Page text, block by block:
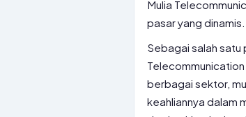
Mulia
pasar yang dinamis.
Sebagai salah satu
berbagai sektor,
keahliannya dalam